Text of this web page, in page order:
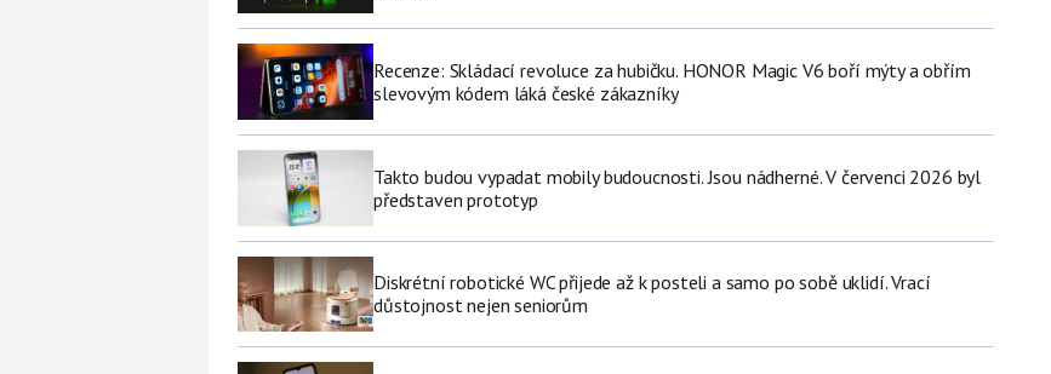
Recenze: Skládací revoluce za hubičku. HONOR Magic V6 boří mýty a obřím
slevovým kódem láká české zákazníky
Takto budou vypadat mobily budoucnosti. Jsou nádherné. V červenci 2026 byl
představen prototyp
Diskrétní robotické WC přijede až k posteli a samo po sobě uklidí. Vrací
důstojnost nejen seniorům